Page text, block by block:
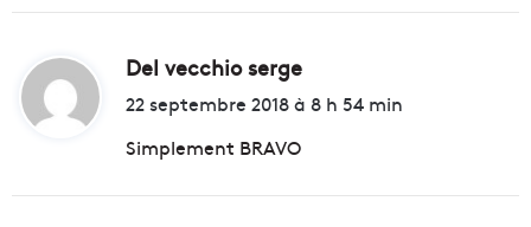
:
Del vecchio serge
i
:
22 septembre 2018 à 8 h 54 min
Simplement BRAVO